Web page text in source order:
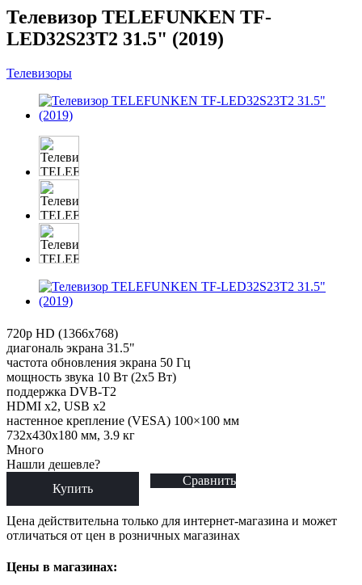
Телевизор TELEFUNKEN TF-
LED32S23T2 31.5" (2019)
Телевизоры
720p HD (1366x768)
диагональ экрана 31.5"
частота обновления экрана 50 Гц
мощность звука 10 Вт (2х5 Вт)
поддержка DVB-T2
HDMI x2, USB x2
настенное крепление (VESA) 100×100 мм
732x430x180 мм, 3.9 кг
Много
Нашли дешевле?
Купить
Сравнить
Цена действительна только для интернет-магазина и может
отличаться от цен в розничных магазинах
Цены в магазинах: